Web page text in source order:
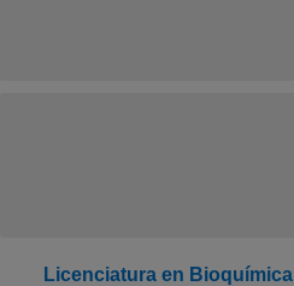
Licenciatura en Bioquímica